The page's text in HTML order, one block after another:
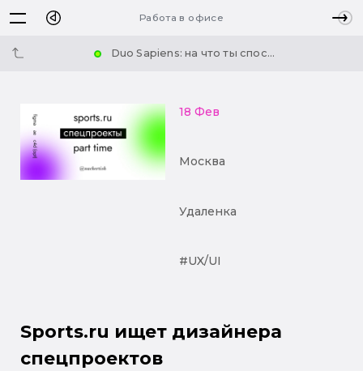
Работа в офисе
Duo Sapiens: на что ты спос...
18 Фев
Москва
Удаленка
#UX/UI
Sports.ru ищет дизайнера
спецпроектов